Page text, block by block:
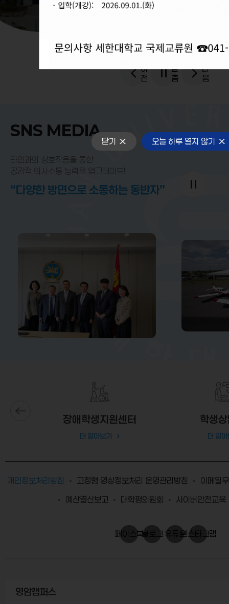
닫기 오늘 하루 열지 않기
지원센터
이
전
멈
춤
다
음
SNS MEDIA
타인과의 상호작용을 통한
공감적 의사소통 능력을 업그레이드!
“다양한 방면으로 소통하는 동반자”
장애학생지원센터
더 알아보기
학생
더 알
개인정보처리방침 고정형 영상정보처리 운영관리방침
이메일
예산결산보고
대학평의원회 사이버안전교육
페이스북블로그 유튜브인스타그램
영암캠퍼스